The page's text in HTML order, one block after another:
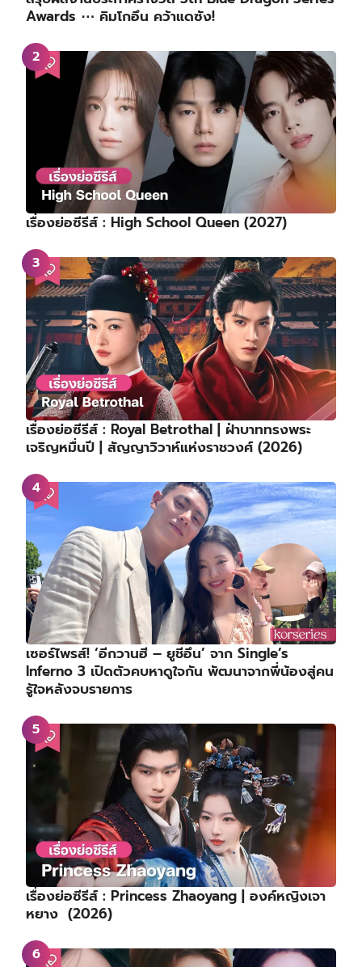
Awards ⋯ คิมโกอึน คว้าแดซัง!
เรื่องย่อซีรีส์ : High School Queen (2027)
เรื่องย่อซีรีส์ : Royal Betrothal | ฝ่าบาททรงพระ
เจริญหมื่นปี | สัญญาวิวาห์แห่งราชวงศ์ (2026)
เซอร์ไพรส์! ‘อีกวานฮี – ยูชีอึน’ จาก Single’s
Inferno 3 เปิดตัวคบหาดูใจกัน พัฒนาจากพี่น้องสู่คน
รู้ใจหลังจบรายการ
เรื่องย่อซีรีส์ : Princess Zhaoyang | องค์หญิงเจา
หยาง (2026)